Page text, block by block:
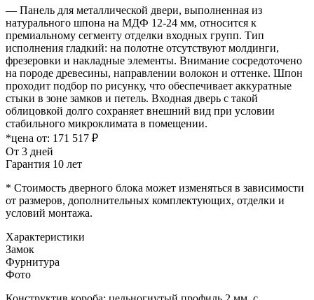
— Панель для металлической двери, выполненная из
натурального шпона на МДФ 12-24 мм, относится к
премиальному сегменту отделки входных групп. Тип
исполнения гладкий: на полотне отсутствуют молдинги,
фрезеровки и накладные элементы. Внимание сосредоточено
на породе древесины, направлении волокон и оттенке. Шпон
проходит подбор по рисунку, что обеспечивает аккуратные
стыки в зоне замков и петель. Входная дверь с такой
облицовкой долго сохраняет внешний вид при условии
стабильного микроклимата в помещении.
*цена от: 171 517 ₽
От 3 дней
Гарантия 10 лет
* Стоимость дверного блока может изменяться в зависимости
от размеров, дополнительных комплектующих, отделки и
условий монтажа.
Характеристики
Замок
Фурнитура
Фото